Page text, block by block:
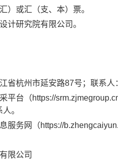
）或汇（支、本）票。
计研究院有限公司。
省杭州市延安路87号；联系
平台（https://
。
服务网（https://
限公司